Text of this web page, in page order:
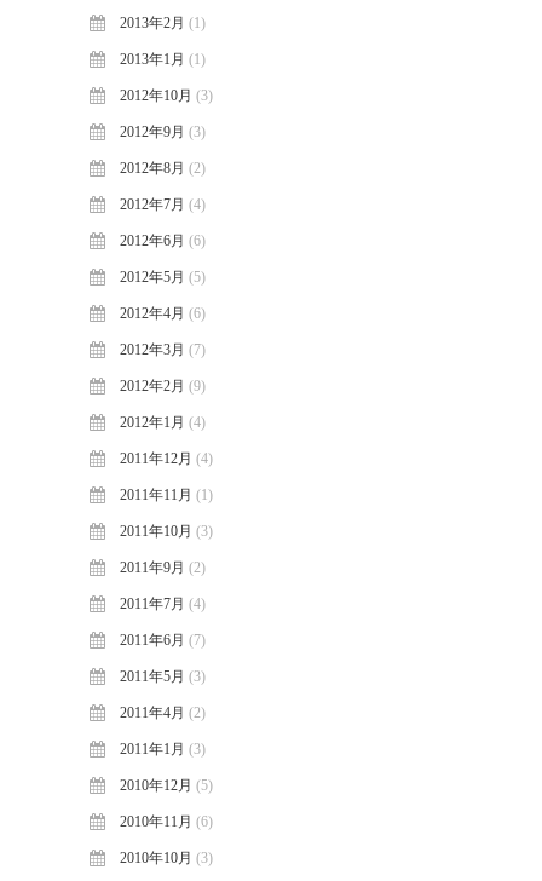
2013年2月 (1)
2013年1月 (1)
2012年10月 (3)
2012年9月 (3)
2012年8月 (2)
2012年7月 (4)
2012年6月 (6)
2012年5月 (5)
2012年4月 (6)
2012年3月 (7)
2012年2月 (9)
2012年1月 (4)
2011年12月 (4)
2011年11月 (1)
2011年10月 (3)
2011年9月 (2)
2011年7月 (4)
2011年6月 (7)
2011年5月 (3)
2011年4月 (2)
2011年1月 (3)
2010年12月 (5)
2010年11月 (6)
2010年10月 (3)